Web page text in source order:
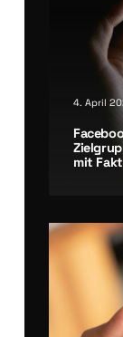
4. April
mit